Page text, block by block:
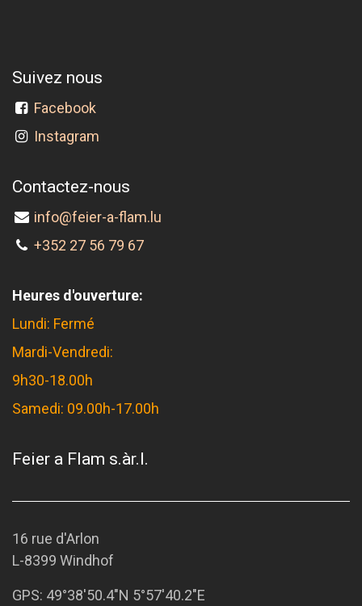
Suivez nous
Facebook
Instagram
Contactez-nous
info@feier-a-flam.lu
+352 27 56 79 67
Heures d'ouverture:
Lundi: Fermé
Mardi-Vendredi:
9h30-18.00h
Samedi: 09.00h-17.00h
Feier a Flam s.àr.l.
16 rue d'Arlon
L-8399 Windhof
GPS: 49°38'50.4"N 5°57'40.2"E